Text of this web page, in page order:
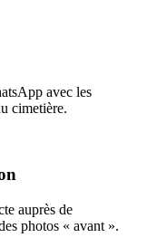
avec les
cimetière.
auprès de
photos « avant ».